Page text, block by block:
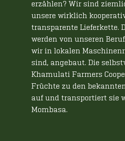
erzählen? Wir sind
unsere wirklich
transparente Lieferkette.
werden von unseren
wir in lokalen
sind, angebaut. Die
Khamulati Farmers
Früchte zu den
auf und transportiert sie
Mombasa.